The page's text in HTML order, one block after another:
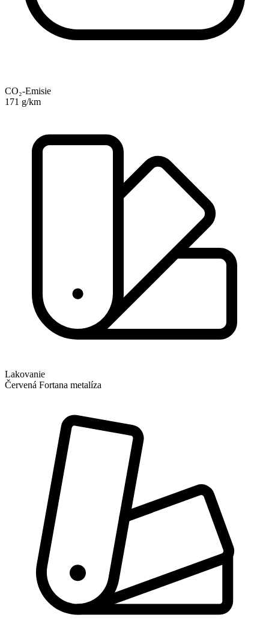
CO₂-Emisie
171 g/km
Lakovanie
Červená Fortana metalíza